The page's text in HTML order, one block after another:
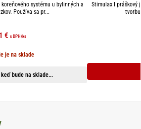
systému u bylinných a
Používa sa pr...
€ s DPH/ks
bude na sklade...
je na sklade
Stimulax I práškový